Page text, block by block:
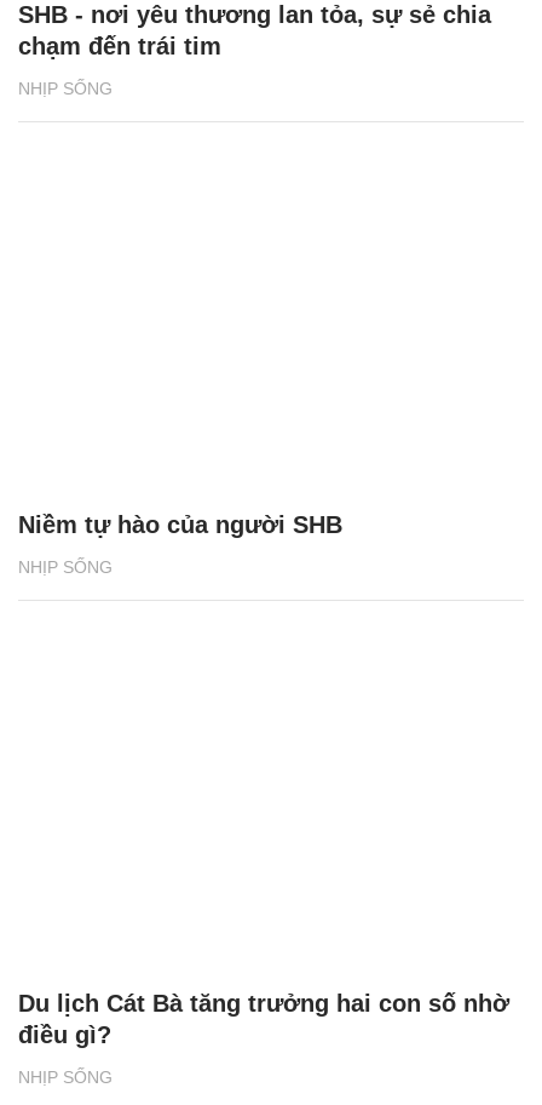
NHỊP SỐNG
SHB - nơi yêu thương lan tỏa, sự sẻ chia
chạm đến trái tim
NHỊP SỐNG
Niềm tự hào của người SHB
NHỊP SỐNG
Du lịch Cát Bà tăng trưởng hai con số nhờ
điều gì?